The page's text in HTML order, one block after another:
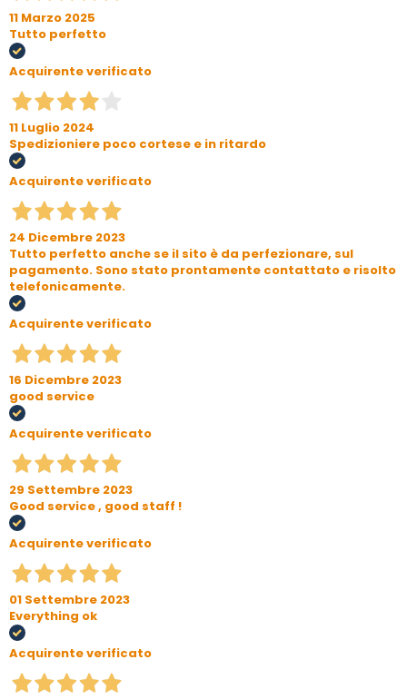
11 Marzo 2025
Tutto perfetto
Acquirente verificato
11 Luglio 2024
Spedizioniere poco cortese e in ritardo
Acquirente verificato
24 Dicembre 2023
Tutto perfetto anche se il sito è da perfezionare, sul
pagamento. Sono stato prontamente contattato e risolto
telefonicamente.
Acquirente verificato
16 Dicembre 2023
good service
Acquirente verificato
29 Settembre 2023
Good service , good staff !
Acquirente verificato
01 Settembre 2023
Everything ok
Acquirente verificato